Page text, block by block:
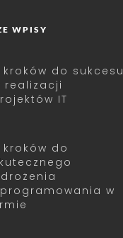
WPISY
kroków do sukcesu
realizacji
IT
kroków do
w